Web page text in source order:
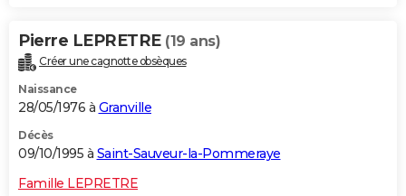
Pierre LEPRETRE (19 ans)
Créer une cagnotte obsèques
Naissance
28/05/1976 à Granville
Décès
09/10/1995 à Saint-Sauveur-la-Pommeraye
Famille LEPRETRE